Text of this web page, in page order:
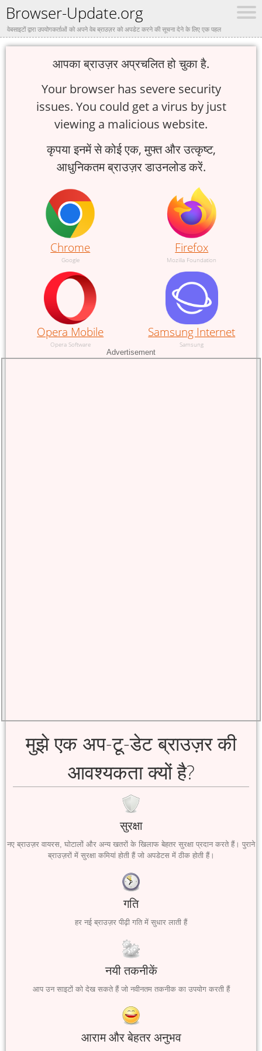
Browser-Update.org
वेबसाइटों द्वारा उपयोगकर्ताओं को अपने वेब ब्राउज़र को अपडेट करने की सूचना देने के लिए एक पहल
आपका ब्राउज़र अप्रचलित हो चुका है.
Your browser has severe security
issues. You could get a virus by just
viewing a malicious website.
कृपया इनमें से कोई एक, मुफ्त और उत्कृष्ट,
आधुनिकतम ब्राउज़र डाउनलोड करें.
Chrome
Google
Firefox
Mozilla Foundation
Opera Mobile
Opera Software
Samsung Internet
Samsung
Advertisement
मुझे एक अप-टू-डेट ब्राउज़र की
आवश्यकता क्यों है?
सुरक्षा
नए ब्राउज़र वायरस, घोटालों और अन्य खतरों के खिलाफ बेहतर सुरक्षा प्रदान करते हैं। पुराने
ब्राउज़रों में सुरक्षा कमियां होती हैं जो अपडेटस में ठीक होती हैं।
गति
हर नई ब्राउज़र पीढ़ी गति में सुधार लाती हैं
नयी तकनीकें
आप उन साइटों को देख सकते हैं जो नवीनतम तकनीक का उपयोग करती हैं
आराम और बेहतर अनुभव